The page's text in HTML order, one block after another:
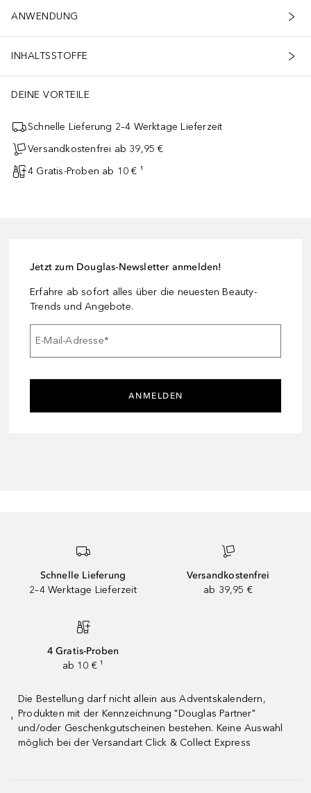
ANWENDUNG
INHALTSSTOFFE
DEINE VORTEILE
Schnelle Lieferung 2–4 Werktage Lieferzeit
Versandkostenfrei ab 39,95 €
4 Gratis-Proben ab 10 € ¹
Jetzt zum Douglas-Newsletter anmelden!
Erfahre ab sofort alles über die neuesten Beauty-
Trends und Angebote.
E-Mail-Adresse*
ANMELDEN
Schnelle Lieferung
2–4 Werktage Lieferzeit
Versandkostenfrei
ab 39,95 €
4 Gratis-Proben
ab 10 € ¹
¹
Die Bestellung darf nicht allein aus Adventskalendern,
Produkten mit der Kennzeichnung "Douglas Partner"
und/oder Geschenkgutscheinen bestehen. Keine Auswahl
möglich bei der Versandart Click & Collect Express